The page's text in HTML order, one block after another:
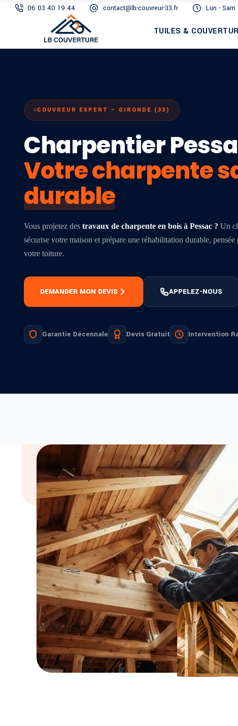
06 03 40 19 44 contact@lb-couvreur-33.fr Lun - Sam
TUILES &
COUVREUR EXPERT — GIRONDE (33)
Charpentier
Votre charpente
durable
Vous projetez des travaux de charpente en bois à Pessac ? Un
sécurise votre maison et prépare une réhabilitation durable,
votre toiture.
DEMANDER MON DEVIS APPELEZ-NOUS
Garantie Décennale Devis Gratuit Intervention